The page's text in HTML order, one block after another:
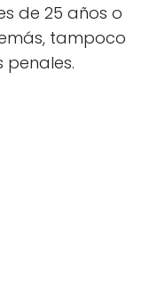
de 25 años o
tampoco